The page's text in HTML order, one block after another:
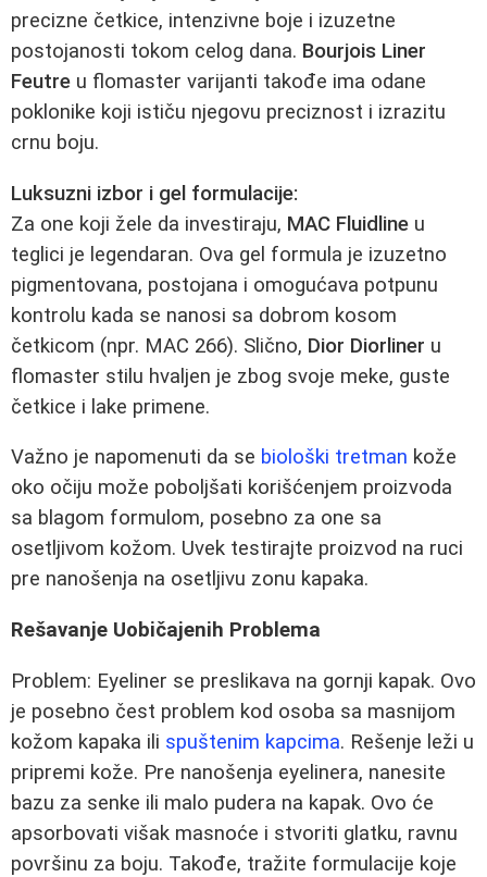
precizne četkice, intenzivne boje i izuzetne
postojanosti tokom celog dana. Bourjois Liner
Feutre u flomaster varijanti takođe ima odane
poklonike koji ističu njegovu preciznost i izrazitu
crnu boju.
Luksuzni izbor i gel formulacije:
Za one koji žele da investiraju, MAC Fluidline u
teglici je legendaran. Ova gel formula je izuzetno
pigmentovana, postojana i omogućava potpunu
kontrolu kada se nanosi sa dobrom kosom
četkicom (npr. MAC 266). Slično, Dior Diorliner u
flomaster stilu hvaljen je zbog svoje meke, guste
četkice i lake primene.
Važno je napomenuti da se biološki tretman kože
oko očiju može poboljšati korišćenjem proizvoda
sa blagom formulom, posebno za one sa
osetljivom kožom. Uvek testirajte proizvod na ruci
pre nanošenja na osetljivu zonu kapaka.
Rešavanje Uobičajenih Problema
Problem: Eyeliner se preslikava na gornji kapak. Ovo
je posebno čest problem kod osoba sa masnijom
kožom kapaka ili spuštenim kapcima. Rešenje leži u
pripremi kože. Pre nanošenja eyelinera, nanesite
bazu za senke ili malo pudera na kapak. Ovo će
apsorbovati višak masnoće i stvoriti glatku, ravnu
površinu za boju. Takođe, tražite formulacije koje